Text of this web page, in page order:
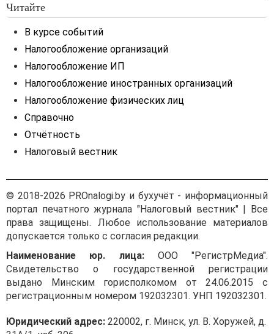
Читайте
В курсе событий
Налогообложение организаций
Налогообложение ИП
Налогообложение иностранных организаций
Налогообложение физических лиц
Справочно
Отчётность
Налоговый вестник
© 2018-2026 PROnalogi.by и бухучёт - информационный
портал печатного журнала "Налоговый вестник" | Все
права защищены. Любое использование материалов
допускается только с согласия редакции.
Наименование юр. лица:ООО "РегистрМедиа".
Свидетельство о государственной регистрации
выдано Минским горисполкомом от 24.06.2015 с
регистрационным номером 192032301. УНП 192032301.
Юридический адрес: 220002, г. Минск, ул. В. Хоружей, д.